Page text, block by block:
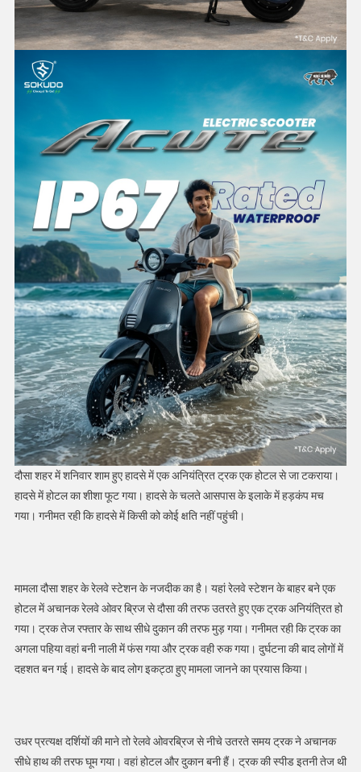
दौसा शहर में शनिवार शाम हुए हादसे में एक अनियंत्रित ट्रक एक होटल से जा टकराया।
हादसे में होटल का शीशा फूट गया। हादसे के चलते आसपास के इलाके में हड़कंप मच
गया। गनीमत रही कि हादसे में किसी को कोई क्षति नहीं पहुंची।
मामला दौसा शहर के रेलवे स्टेशन के नजदीक का है। यहां रेलवे स्टेशन के बाहर बने एक
होटल में अचानक रेलवे ओवर ब्रिज से दौसा की तरफ उतरते हुए एक ट्रक अनियंत्रित हो
गया। ट्रक तेज रफ्तार के साथ सीधे दुकान की तरफ मुड़ गया। गनीमत रही कि ट्रक का
अगला पहिया वहां बनी नाली में फंस गया और ट्रक वही रुक गया। दुर्घटना की बाद लोगों में
दहशत बन गई। हादसे के बाद लोग इकट्ठा हुए मामला जानने का प्रयास किया।
उधर प्रत्यक्ष दर्शियों की माने तो रेलवे ओवरब्रिज से नीचे उतरते समय ट्रक ने अचानक
सीधे हाथ की तरफ घूम गया। वहां होटल और दुकान बनी हैं। ट्रक की स्पीड इतनी तेज थी